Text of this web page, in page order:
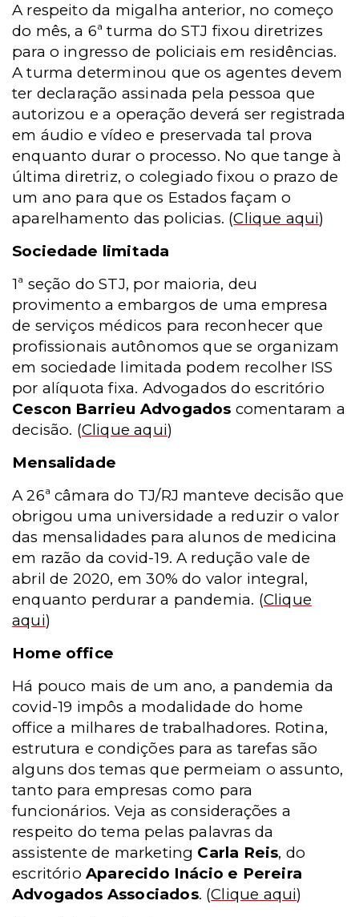
A respeito da migalha anterior, no começo
do mês, a 6ª turma do STJ fixou diretrizes
para o ingresso de policiais em residências.
A turma determinou que os agentes devem
ter declaração assinada pela pessoa que
autorizou e a operação deverá ser registrada
em áudio e vídeo e preservada tal prova
enquanto durar o processo. No que tange à
última diretriz, o colegiado fixou o prazo de
um ano para que os Estados façam o
aparelhamento das policias. (Clique aqui)
Sociedade limitada
1ª seção do STJ, por maioria, deu
provimento a embargos de uma empresa
de serviços médicos para reconhecer que
profissionais autônomos que se organizam
em sociedade limitada podem recolher ISS
por alíquota fixa. Advogados do escritório
Cescon Barrieu Advogados comentaram a
decisão. (Clique aqui)
Mensalidade
A 26ª câmara do TJ/RJ manteve decisão que
obrigou uma universidade a reduzir o valor
das mensalidades para alunos de medicina
em razão da covid-19. A redução vale de
abril de 2020, em 30% do valor integral,
enquanto perdurar a pandemia. (Clique
aqui)
Home office
Há pouco mais de um ano, a pandemia da
covid-19 impôs a modalidade do home
office a milhares de trabalhadores. Rotina,
estrutura e condições para as tarefas são
alguns dos temas que permeiam o assunto,
tanto para empresas como para
funcionários. Veja as considerações a
respeito do tema pelas palavras da
assistente de marketing Carla Reis, do
escritórioAparecido Inácio e Pereira
Advogados Associados. (Clique aqui)